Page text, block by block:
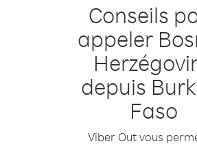
Conseils
appeler
depuis
Faso
Viber Out vous